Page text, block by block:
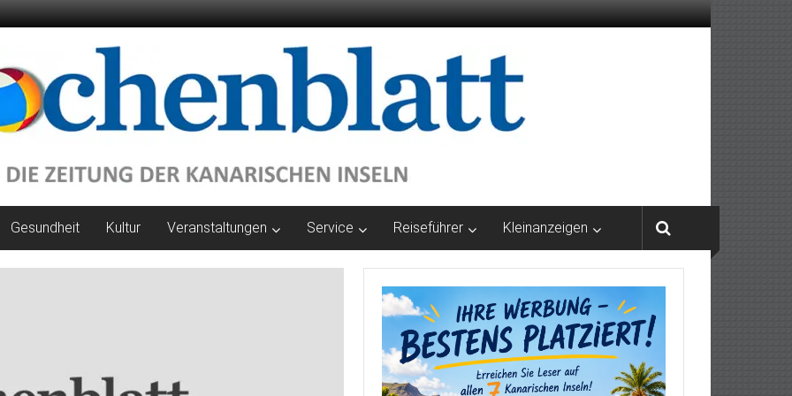
Gesundheit Kultur Veranstaltungen Service Reiseführer Kleinanzeigen